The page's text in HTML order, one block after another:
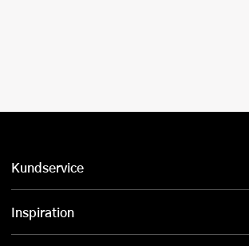
Kundservice
Inspiration